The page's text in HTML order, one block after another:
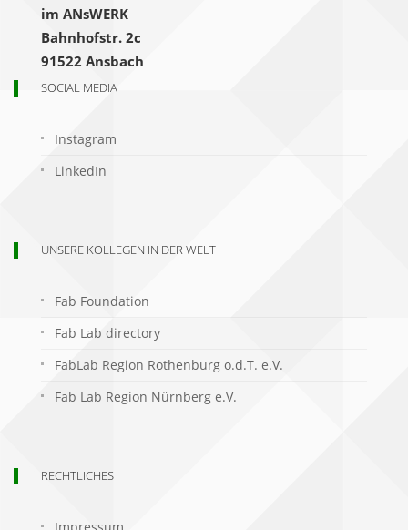
im ANsWERK
Bahnhofstr. 2c
91522 Ansbach
SOCIAL MEDIA
Instagram
LinkedIn
UNSERE KOLLEGEN IN DER WELT
Fab Foundation
Fab Lab directory
FabLab Region Rothenburg o.d.T. e.V.
Fab Lab Region Nürnberg e.V.
RECHTLICHES